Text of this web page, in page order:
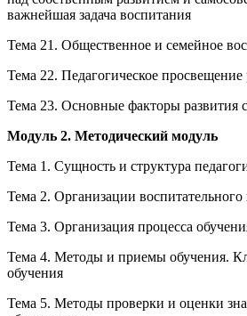
важнейшая задача воспитания
Тема 21. Общественное и семейное
Тема 22. Педагогическое просвещение
Тема 23. Основные факторы развития
Модуль 2. Методический модуль
Тема 1. Сущность и структура
Тема 2. Организации
Тема 3. Организация процесса
Тема 4. Методы и приемы обучения.
обучения
Тема 5. Методы проверки и оценки